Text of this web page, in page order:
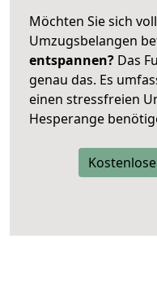
Möchten Sie sich
Umzugsbelangen
entspannen? Das
genau das. Es
einen stressfreien
Hesperange